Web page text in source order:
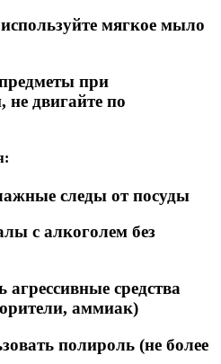
мягкое мыло
при
не двигайте по
следы от посуды
с алкоголем без
агрессивные средства
аммиак)
полироль (не более